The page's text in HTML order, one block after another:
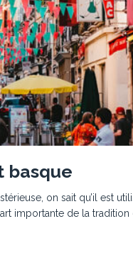
basque
on sait qu’il est
importante de la tradition